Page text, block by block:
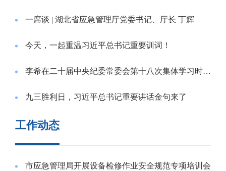
一席谈 | 湖北省应急管理厅党委书记、厅长 丁辉
今天，一起重温习近平总书记重要训词！
李希在二十届中央纪委常委会第十八次集体学习时强调深学细悟《习近平谈治国理政》第五卷为实现新时代新征程党的使命任务提供坚强保障
九三胜利日，习近平总书记重要讲话金句来了
工作动态
市应急管理局开展设备检修作业安全规范专项培训会